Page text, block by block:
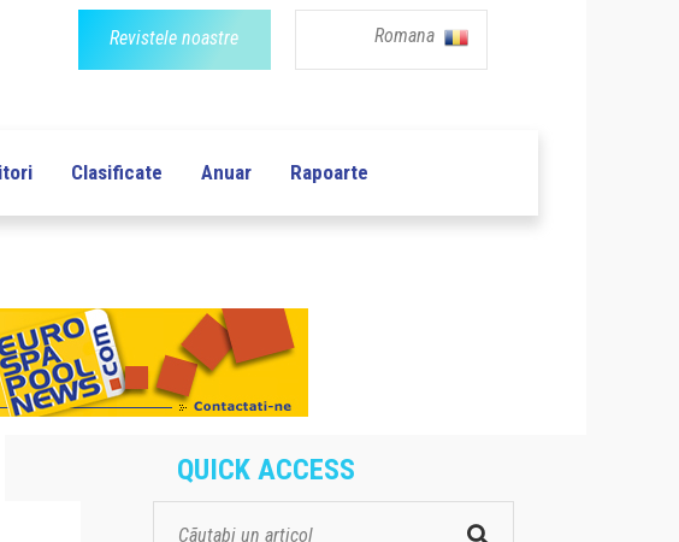
Revistele noastre Romana
Clasificate Anuar Rapoarte
QUICK ACCESS